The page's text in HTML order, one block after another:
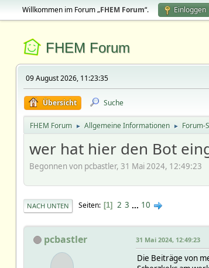
Willkommen im Forum „FHEM Forum“. Einloggen
FHEM Forum
09 August 2026, 11:23:35
Übersicht Suche
FHEM Forum ► Allgemeine Informationen ► Forum-
wer hat hier den Bot
Begonnen von pcbastler, 31 Mai 2024, 12:49:23
NACH UNTEN Seiten 1 2 3 ... 10
pcbastler 31 Mai 2024, 12:49:23
Die Beiträge von